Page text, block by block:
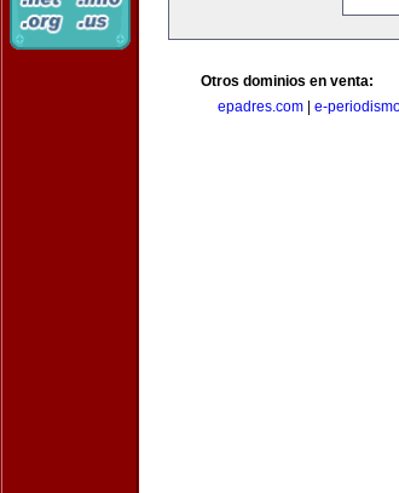
Otros dominios en venta:
epadres.com
e-